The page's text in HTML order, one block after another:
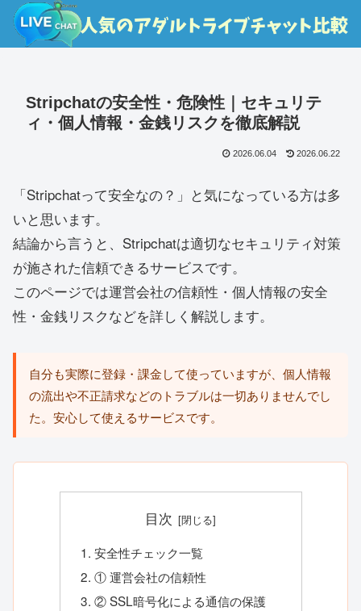
Stripchatの安全性・危険性｜セキュリテ
ィ・個人情報・金銭リスクを徹底解説
2026.06.04 2026.06.22
「Stripchatって安全なの？」と気になっている方は多
いと思います。
結論から言うと、Stripchatは適切なセキュリティ対策
が施された信頼できるサービスです。
このページでは運営会社の信頼性・個人情報の安全
性・金銭リスクなどを詳しく解説します。
自分も実際に登録・課金して使っていますが、個人情報
の流出や不正請求などのトラブルは一切ありませんでし
た。安心して使えるサービスです。
目次
安全性チェック一覧
① 運営会社の信頼性
② SSL暗号化による通信の保護